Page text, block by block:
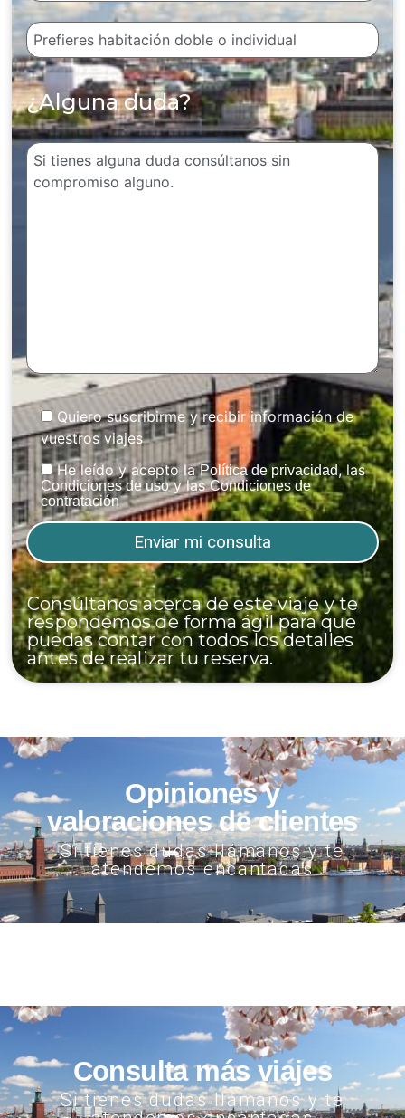
¿Alguna duda?
Quiero suscribirme y recibir información de
vuestros viajes
He leído y acepto laPolítica de privacidad , las
Condiciones de uso y lasCondiciones de
contratación
Consúltanos acerca de este viaje y te
respondemos de forma ágil para que
puedas contar con todos los detalles
antes de realizar tu reserva.
Opiniones y
valoraciones de clientes
Si tienes dudas llámanos y te
atendemos encantadas
Consulta más viajes
Si tienes dudas llámanos y te